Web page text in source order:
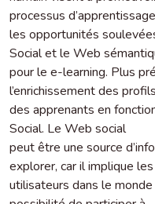
processus
les opportunités
Social et le Web
pour le e-learning. Plus
l’enrichissement des profils
des apprenants en
Social. Le Web social
peut être une source
explorer, car il implique les
utilisateurs dans le